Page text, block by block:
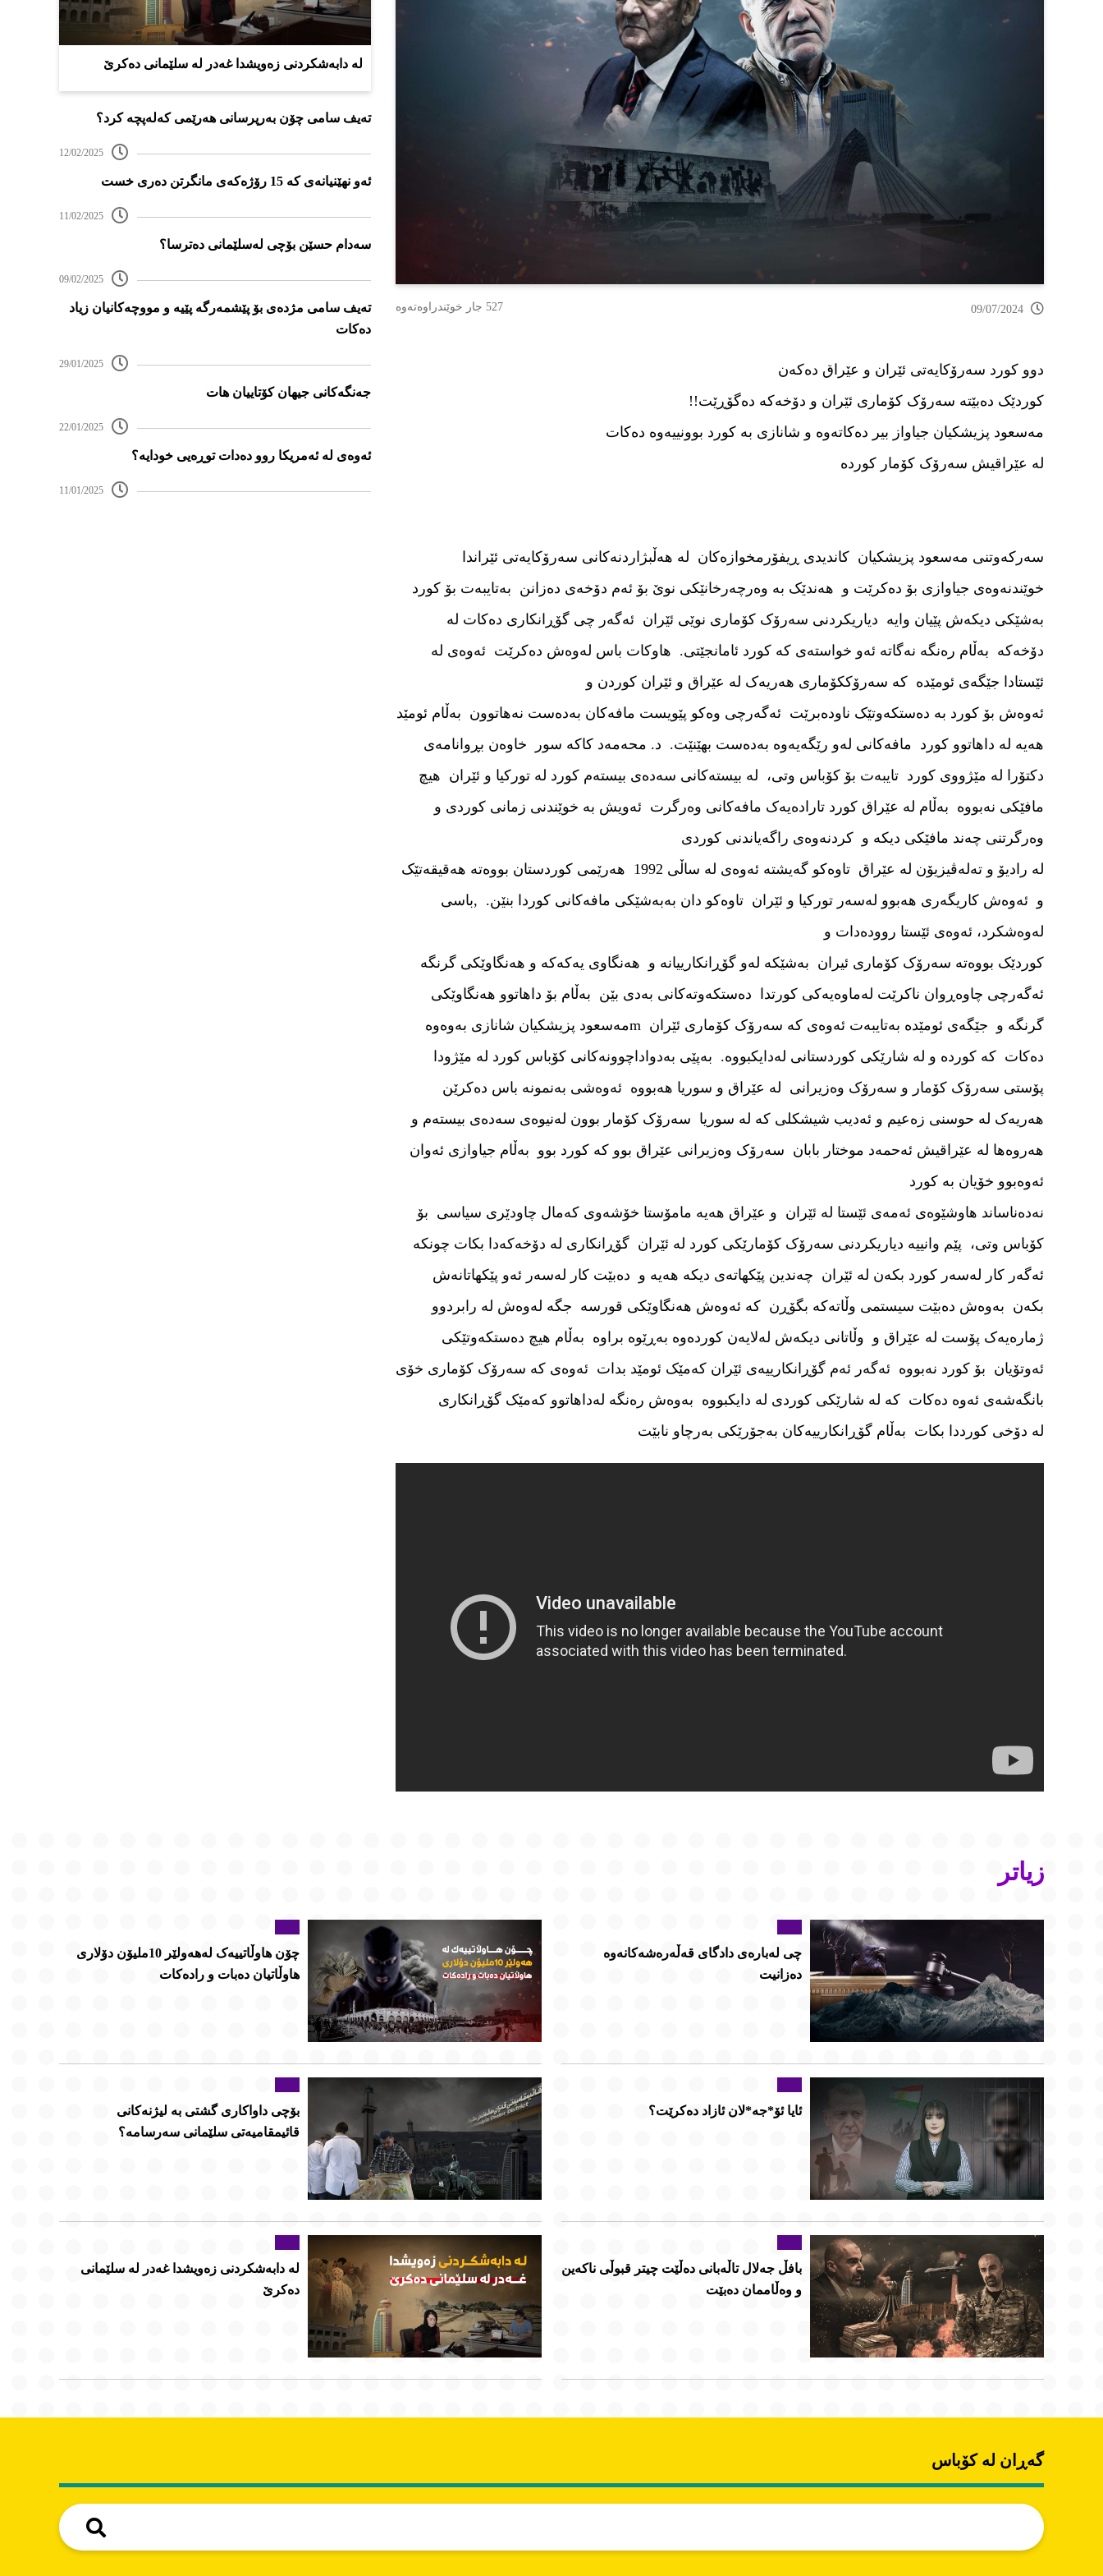
527 جار خوێندراوەتەوە
دوو کورد سەرۆکایەتی ئێران و عێراق دەکەن
کوردێک دەبێتە سەرۆک کۆماری ئێران و دۆخەکە دەگۆڕێت!!
مەسعود پزیشکیان جیاواز بیر دەکاتەوە و شانازی بە کورد بوونییەوە دەکات
لە عێراقیش سەرۆک کۆمار کوردە
سەرکەوتنی مەسعود پزیشکیان کاندیدی ڕیفۆرمخوازەکان لە هەڵبژاردنەکانی سەرۆکایەتی ئێراندا
خوێندنەوەی جیاوازی بۆ دەکرێت و هەندێک بە وەرچەرخانێکی نوێ بۆ ئەم دۆخەی دەزانن بەتایبەت بۆ کورد
بەشێکی دیکەش پێیان وایە دیاریکردنی سەرۆک کۆماری نوێی ئێران ئەگەر چی گۆڕانکاری دەکات لە
دۆخەکە بەڵام رەنگە نەگاتە ئەو خواستەی کە کورد ئامانجێتی. هاوکات باس لەوەش دەکرێت ئەوەی لە
ئێستادا جێگەی ئومێدە کە سەرۆککۆماری هەریەک لە عێراق و ئێران کوردن و
ئەوەش بۆ کورد بە دەستکەوتێک ناودەبرێت ئەگەرچی وەکو پێویست مافەکان بەدەست نەهاتوون بەڵام ئومێد
هەیە لە داهاتوو کورد مافەکانی لەو رێگەیەوە بەدەست بهێنێت. د. محەمەد کاکە سور خاوەن بڕوانامەی
دکتۆرا لە مێژووی کورد تایبەت بۆ کۆباس وتی، لە بیستەکانی سەدەی بیستەم کورد لە تورکیا و ئێران هیچ
مافێکی نەبووە بەڵام لە عێراق کورد تارادەیەک مافەکانی وەرگرت ئەویش بە خوێندنی زمانی کوردی و
وەرگرتنی چەند مافێکی دیکە و کردنەوەی راگەیاندنی کوردی
لە رادیۆ و تەلەڤیزیۆن لە عێراق تاوەکو گەیشتە ئەوەی لە ساڵی 1992 هەرێمی کوردستان بووەتە هەقیقەتێک
و ئەوەش کاریگەری هەبوو لەسەر تورکیا و ئێران تاوەکو دان بەبەشێکی مافەکانی کوردا بنێن. ,باسی
لەوەشکرد، ئەوەی ئێستا روودەدات و
کوردێک بووەتە سەرۆک کۆماری ئیران بەشێکە لەو گۆڕانکارییانە و هەنگاوی یەکەکە و هەنگاوێکی گرنگە
ئەگەرچی چاوەڕوان ناکرێت لەماوەیەکی کورتدا دەستکەوتەکانی بەدی بێن بەڵام بۆ داهاتوو هەنگاوێکی
گرنگە و جێگەی ئومێدە بەتایبەت ئەوەی کە سەرۆک کۆماری ئێران mمەسعود پزیشکیان شانازی بەوەوە
دەکات کە کوردە و لە شارێکی کوردستانی لەدایکبووە. بەپێی بەدواداچوونەکانی کۆباس کورد لە مێژودا
پۆستی سەرۆک کۆمار و سەرۆک وەزیرانی لە عێراق و سوریا هەبووە ئەوەشی بەنمونە باس دەکرێن
هەریەک لە حوسنی زەعیم و ئەدیب شیشکلی کە لە سوریا سەرۆک کۆمار بوون لەنیوەی سەدەی بیستەم و
هەروەها لە عێراقیش ئەحمەد موختار بابان سەرۆک وەزیرانی عێراق بوو کە کورد بوو بەڵام جیاوازی ئەوان
ئەوەبوو خۆیان بە کورد
نەدەناساند هاوشێوەی ئەمەی ئێستا لە ئێران و عێراق هەیە مامۆستا خۆشەوی کەمال چاودێری سیاسی بۆ
کۆباس وتی، پێم وانییە دیاریکردنی سەرۆک کۆمارێکی کورد لە ئێران گۆڕانکاری لە دۆخەکەدا بکات چونکە
ئەگەر کار لەسەر کورد بکەن لە ئێران چەندین پێکهاتەی دیکە هەیە و دەبێت کار لەسەر ئەو پێکهاتانەش
بکەن بەوەش دەبێت سیستمی وڵاتەکە بگۆڕن کە ئەوەش هەنگاوێکی قورسە جگە لەوەش لە رابردوو
ژمارەیەک پۆست لە عێراق و وڵاتانی دیکەش لەلایەن کوردەوە بەڕێوە براوە بەڵام هیچ دەستکەوتێکی
ئەوتۆیان بۆ کورد نەبووە ئەگەر ئەم گۆڕانکارییەی ئێران کەمێک ئومێد بدات ئەوەی کە سەرۆک کۆماری خۆی
بانگەشەی ئەوە دەکات کە لە شارێکی کوردی لە دایکبووە بەوەش رەنگە لەداهاتوو کەمێک گۆڕانکاری
لە دۆخی کورددا بکات بەڵام گۆڕانکارییەکان بەجۆرێکی بەرچاو نابێت
لە دابەشکردنی زەویشدا غەدر لە سلێمانی دەکرێ
تەیف سامی چۆن بەرپرسانی هەرێمی کەلەپچە کرد؟
12/02/2025
ئەو نهێنیانەی کە 15 رۆژەکەی مانگرتن دەری خست
11/02/2025
سەدام حسێن بۆچی لەسلێمانی دەترسا؟
09/02/2025
تەیف سامی مژدەی بۆ پێشمەرگە پێیە و مووچەکانیان زیاد
دەکات
29/01/2025
جەنگەکانی جیهان کۆتاییان هات
22/01/2025
ئەوەی لە ئەمریکا روو دەدات توڕەیی خودایە؟
11/01/2025
زیاتر
چی لەبارەی دادگای قەڵەرەشەکانەوە
دەزانیت
چۆن هاوڵاتییەک لەهەولێر 10ملیۆن دۆلاری
هاوڵاتیان دەبات و رادەکات
ئایا ئۆ*جە*لان ئازاد دەکرێت؟
بۆچی داواکاری گشتی بە لیژنەکانی
قائیمقامیەتی سلێمانی سەرسامە؟
بافڵ جەلال تاڵەبانی دەڵێت چیتر قبوڵی ناکەین
و وەڵاممان دەبێت
لە دابەشکردنی زەویشدا غەدر لە سلێمانی
دەکرێ
گەڕان لە کۆباس